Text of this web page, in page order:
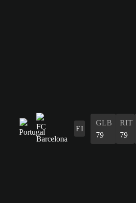
EI
GLB
79
RIT
79